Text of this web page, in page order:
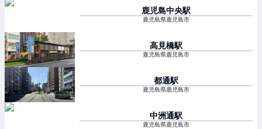
鹿児島中央駅
鹿児島県鹿児島市
高見橋駅
鹿児島県鹿児島市
都通駅
鹿児島県鹿児島市
中洲通駅
鹿児島県鹿児島市